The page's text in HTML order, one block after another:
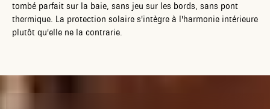
tombé parfait sur la baie, sans jeu sur les bords, sans pont
thermique. La protection solaire s'intègre à l'harmonie intérieure
plutôt qu'elle ne la contrarie.